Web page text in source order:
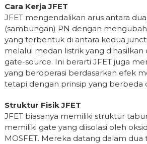
Cara Kerja JFET
JFET mengendalikan arus antara
(sambungan) PN dengan
yang terbentuk di antara kedua
melalui medan listrik yang
gate-source. Ini berarti JFET juga
yang beroperasi berdasarkan efek
tetapi dengan prinsip yang berbeda
Struktur Fisik JFET
JFET biasanya memiliki struktur
memiliki gate yang diisolasi oleh
MOSFET. Mereka datang dalam dua